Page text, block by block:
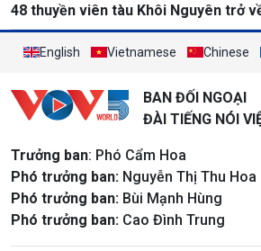
48 thuyền viên tàu Khôi Nguyên trở
English Vietnamese Chinese
BAN ĐỐI NGOẠI
ĐÀI TIẾNG NÓI
Trưởng ban: Phó Cẩm Hoa
Phó trưởng ban: Nguyễn Thị Thu Hoa
Phó trưởng ban: Bùi Mạnh Hùng
Phó trưởng ban: Cao Đình Trung